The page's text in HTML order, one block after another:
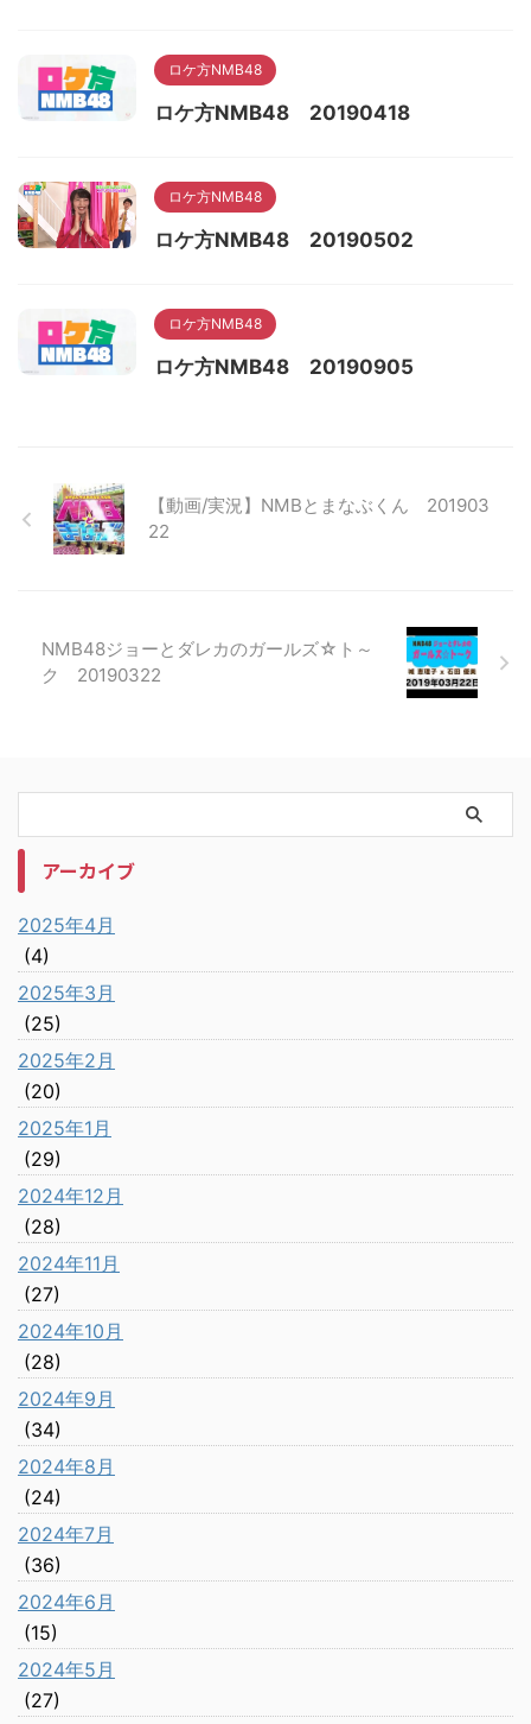
ロケ方NMB48
ロケ方NMB48 20190418
ロケ方NMB48
ロケ方NMB48 20190502
ロケ方NMB48
ロケ方NMB48 20190905
【動画/実況】NMBとまなぶくん 201903
22
NMB48ジョーとダレカのガールズ☆ト～
ク 20190322
アーカイブ
2025年4月
(4)
2025年3月
(25)
2025年2月
(20)
2025年1月
(29)
2024年12月
(28)
2024年11月
(27)
2024年10月
(28)
2024年9月
(34)
2024年8月
(24)
2024年7月
(36)
2024年6月
(15)
2024年5月
(27)